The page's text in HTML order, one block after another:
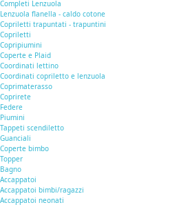
Completi Lenzuola
Lenzuola flanella - caldo cotone
Copriletti trapuntati - trapuntini
Copriletti
Copripiumini
Coperte e Plaid
Coordinati lettino
Coordinati copriletto e lenzuola
Coprimaterasso
Coprirete
Federe
Piumini
Tappeti scendiletto
Guanciali
Coperte bimbo
Topper
Bagno
Accappatoi
Accappatoi bimbi/ragazzi
Accappatoi neonati